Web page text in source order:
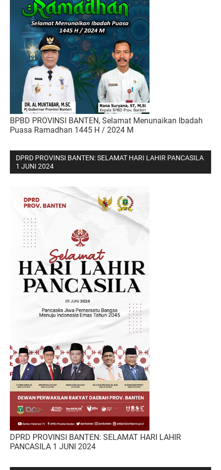
BPBD PROVINSI BANTEN, Selamat Menunaikan Ibadah
Puasa Ramadhan 1445 H / 2024 M
DPRD PROVINSI BANTEN: SELAMAT HARI LAHIR PANCASILA
1 JUNI 2024
DPRD PROVINSI BANTEN: SELAMAT HARI LAHIR
PANCASILA 1 JUNI 2024